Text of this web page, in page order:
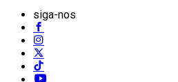
siga-nos